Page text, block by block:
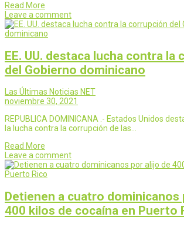
Read More
Leave a comment
EE. UU. destaca lucha contra la
del Gobierno dominicano
Las Últimas Noticias NET
noviembre 30, 2021
REPUBLICA DOMINICANA .- Estados Unidos
la lucha contra la corrupción de las…
Read More
Leave a comment
Detienen a cuatro dominicanos
400 kilos de cocaína en Puerto